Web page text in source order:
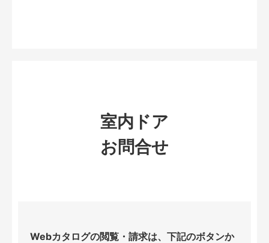
室内ドア
お問合せ
Webカタログの閲覧・請求は、下記のボタンか